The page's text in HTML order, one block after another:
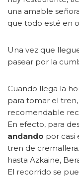
una amable
que todo esté en
Una vez que
pasear por la
Cuando llega la
para tomar el
recomendable
En efecto, para
andando por casi
tren de
hasta Azkaine,
El recorrido se